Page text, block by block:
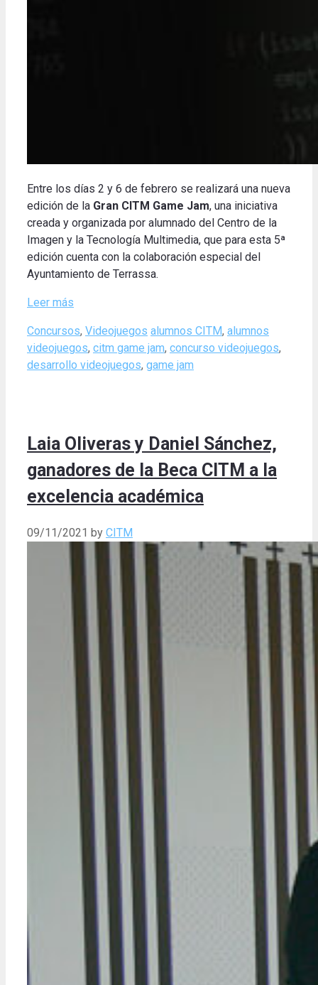
Entre los días 2 y 6 de febrero se realizará una nueva
edición de la Gran CITM Game Jam, una iniciativa
creada y organizada por alumnado del Centro de la
Imagen y la Tecnología Multimedia, que para esta 5ª
edición cuenta con la colaboración especial del
Ayuntamiento de Terrassa.
Leer más
Categories
Concursos, Videojuegos Tags
alumnos CITM, alumnos
videojuegos, citm game jam, concurso videojuegos,
desarrollo videojuegos, game jam
Laia Oliveras y Daniel Sánchez,
ganadores de la Beca CITM a la
excelencia académica
09/11/2021 by CITM